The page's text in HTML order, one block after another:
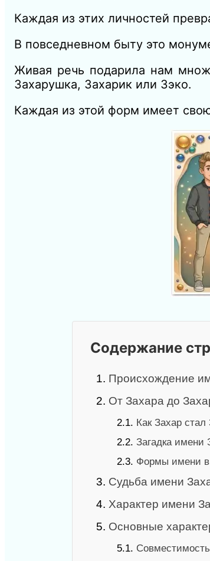
Каждая из этих личностей
В повседневном быту это
Живая речь подарила нам
Захарушка, Захарик или Зэко.
Каждая из этой форм имеет
Содержание
1. Происхождение
2. От Захара до
2.1. Как Захар
2.2. Загадка имени
2.3. Формы имени в
3. Судьба имени
4. Характер имени
5. Основные
5.1. Совместимость